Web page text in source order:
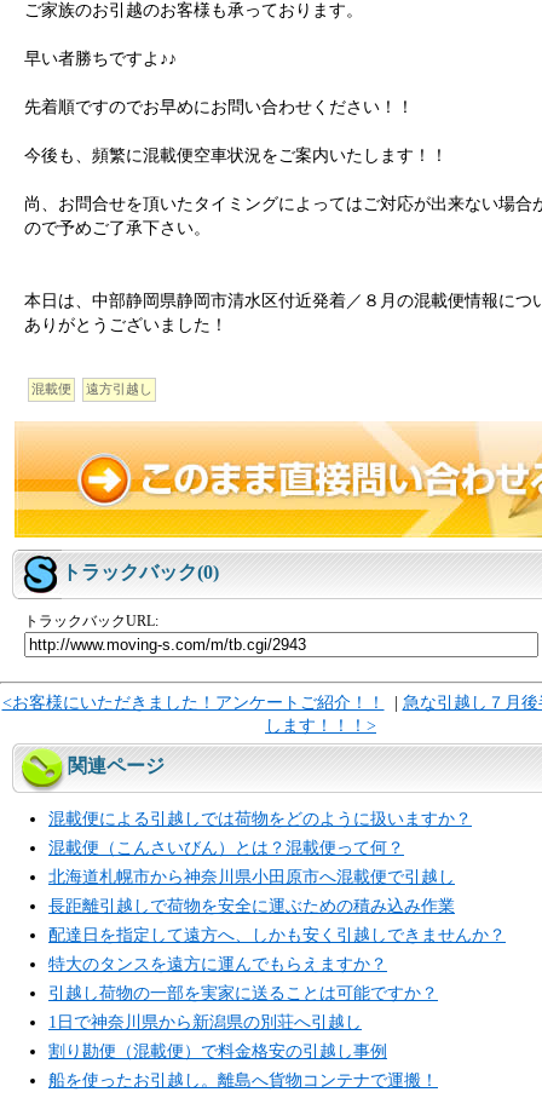
ご家族のお引越のお客様も承っております。
早い者勝ちですよ♪♪
先着順ですのでお早めにお問い合わせください！！
今後も、頻繁に混載便空車状況をご案内いたします！！
尚、お問合せを頂いたタイミングによってはご対応が出来ない場合
ので予めご了承下さい。
本日は、中部静岡県静岡市清水区付近発着／８月の混載便情報につ
ありがとうございました！
混載便 遠方引越し
トラックバック(0)
トラックバックURL:
<お客様にいただきました！アンケートご紹介！！ | 急な引越し７月
します！！！>
関連ページ
混載便による引越しでは荷物をどのように扱いますか？
混載便（こんさいびん）とは？混載便って何？
北海道札幌市から神奈川県小田原市へ混載便で引越し
長距離引越しで荷物を安全に運ぶための積み込み作業
配達日を指定して遠方へ、しかも安く引越しできませんか？
特大のタンスを遠方に運んでもらえますか？
引越し荷物の一部を実家に送ることは可能ですか？
1日で神奈川県から新潟県の別荘へ引越し
割り勘便（混載便）で料金格安の引越し事例
船を使ったお引越し。離島へ貨物コンテナで運搬！